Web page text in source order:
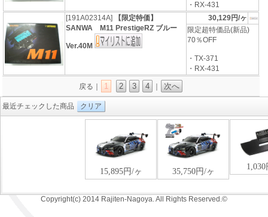
・RX-431
[191A02314A]
【限定特価】
SANWA M11 PrestigeRZ ブルー
Ver.40M
30,129円/ヶ
限定超特価品(新品)
70％OFF
・TX-371
・RX-431
戻る｜ 1 2 3 4 次へ
最近チェックした商品 クリア
Copyright(c) 2014 Rajiten-Nagoya. All Rights Reserved.©